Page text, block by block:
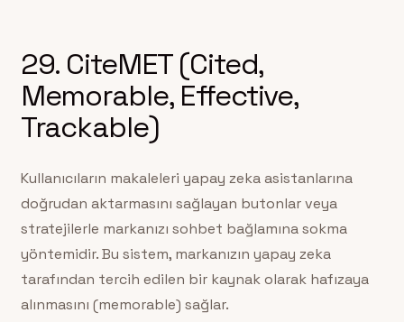
29. CiteMET (Cited,
Memorable, Effective,
Trackable)
Kullanıcıların makaleleri yapay zeka asistanlarına
doğrudan aktarmasını sağlayan butonlar veya
stratejilerle markanızı sohbet bağlamına sokma
yöntemidir. Bu sistem, markanızın yapay zeka
tarafından tercih edilen bir kaynak olarak hafızaya
alınmasını (memorable) sağlar.